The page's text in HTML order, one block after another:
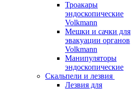
Троакары
эндоскопические
Volkmann
Мешки и сачки для
эвакуации органов
Volkmann
Манипуляторы
эндоскопические
Скальпели и лезвия
Лезвия для